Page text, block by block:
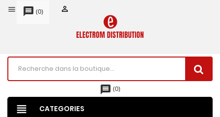
 message (0) 
message (0)
view_headline CATEGORIES